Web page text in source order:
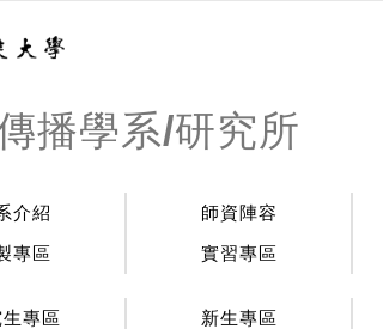
播學系/研究所
介紹 師資陣容
專區
實習專區
專區 新生專區